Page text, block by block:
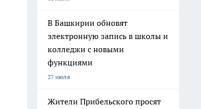
В Башкирии обновят
электронную запись в школы и
колледжи с новыми
функциями
27 июля
Жители Прибельского просят